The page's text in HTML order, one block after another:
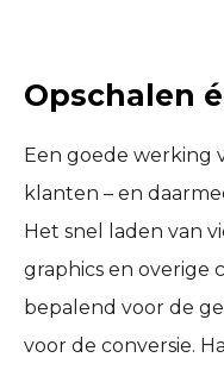
Opschalen
Een goede werking
klanten – en
Het snel laden van
graphics en overige
bepalend voor de
voor de conversie.